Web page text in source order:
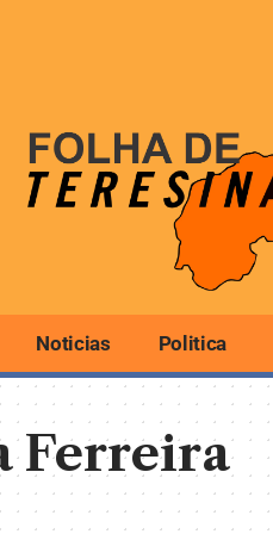
Noticias Politica
Ferreira